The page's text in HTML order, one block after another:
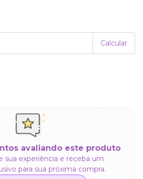
Calcular
avaliando este produto
sua experiência e receba um
para sua próxima compra.